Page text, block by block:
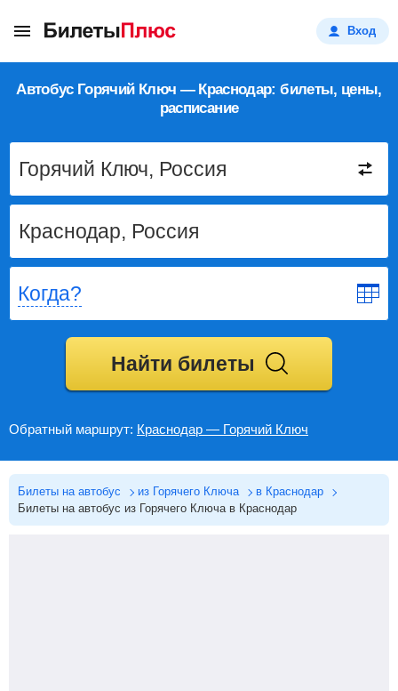
Вход
Автобус Горячий Ключ — Краснодар: билеты, цены,
расписание
Когда?
Найти билеты
Обратный маршрут: Краснодар — Горячий Ключ
Билеты на автобус из Горячего Ключа
в Краснодар
Билеты на автобус из Горячего Ключа в Краснодар